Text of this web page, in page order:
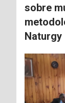
sobre
Naturgy